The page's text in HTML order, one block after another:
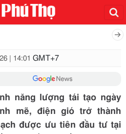
| 14:01 GMT+7
năng lượng tái tạo ngày
mẽ, điện gió trở thành
được ưu tiên đầu tư tại